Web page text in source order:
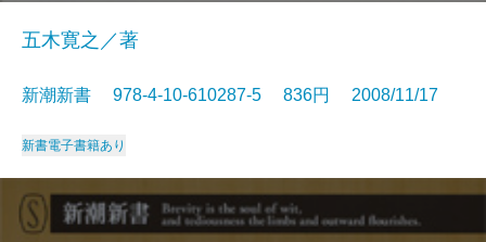
五木寛之／著
新潮新書 978-4-10-610287-5 836円 2008/11/17
新書電子書籍あり